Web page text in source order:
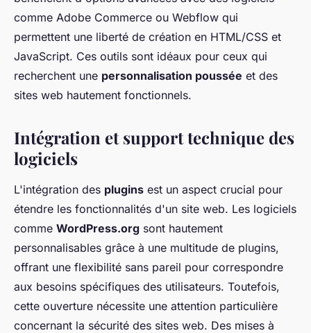
comme Adobe Commerce ou Webflow qui
permettent une liberté de création en HTML/CSS et
JavaScript. Ces outils sont idéaux pour ceux qui
recherchent une personnalisation poussée et des
sites web hautement fonctionnels.
Intégration et support technique des
logiciels
L'intégration des plugins est un aspect crucial pour
étendre les fonctionnalités d'un site web. Les logiciels
comme WordPress.org sont hautement
personnalisables grâce à une multitude de plugins,
offrant une flexibilité sans pareil pour correspondre
aux besoins spécifiques des utilisateurs. Toutefois,
cette ouverture nécessite une attention particulière
concernant la sécurité des sites web. Des mises à